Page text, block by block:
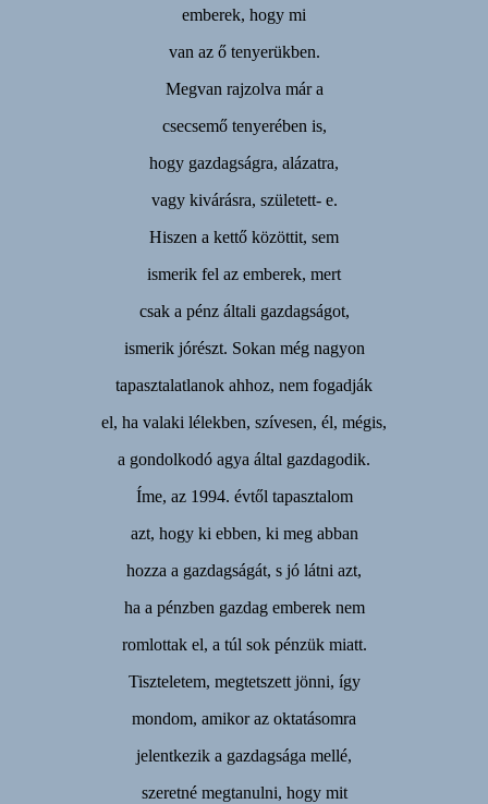
emberek, hogy mi
van az ő tenyerükben.
Megvan rajzolva már a
csecsemő tenyerében is,
hogy gazdagságra, alázatra,
vagy kivárásra, született- e.
Hiszen a kettő közöttit, sem
ismerik fel az emberek, mert
csak a pénz általi gazdagságot,
ismerik jórészt. Sokan még nagyon
tapasztalatlanok ahhoz, nem fogadják
el, ha valaki lélekben, szívesen, él, mégis,
a gondolkodó agya által gazdagodik.
Íme, az 1994. évtől tapasztalom
azt, hogy ki ebben, ki meg abban
hozza a gazdagságát, s jó látni azt,
ha a pénzben gazdag emberek nem
romlottak el, a túl sok pénzük miatt.
Tiszteletem, megtetszett jönni, így
mondom, amikor az oktatásomra
jelentkezik a gazdagsága mellé,
szeretné megtanulni, hogy mit